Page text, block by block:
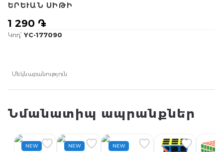
1 290 ֏
ԵՐԵՒԱՆ ՍԻԹԻ
Կոդ՝ YC-177090
Մեկնաբանություն
Նմանատիպ ապրանքներ
NEW NEW NEW